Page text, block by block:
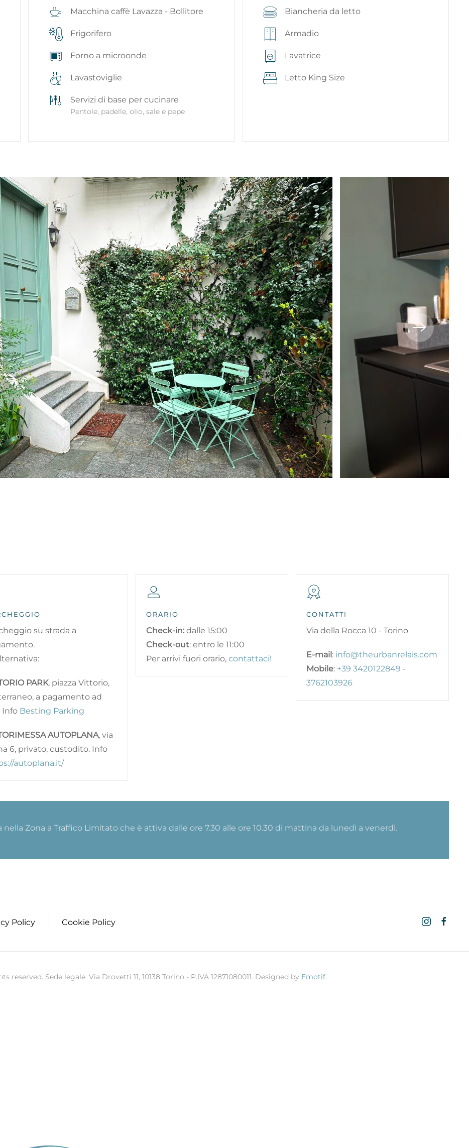
Macchina caffè Lavazza - Bollitore
Frigorifero
Forno a microonde
Lavastoviglie
Servizi di base per cucinare
Pentole, padelle, olio, sale e pepe
Biancheria da letto
Armadio
Lavatrice
Letto King Size
su strada a
PARK, piazza Vittorio,
a pagamento ad
Info Besting Parking
AUTOPLANA, via
6, privato, custodito. Info
autoplana.it/
ORARIO
Check-in:dalle 15:00
Check-out: entro le 11:00
Per arrivi fuori orario, contattaci!
CONTATTI
Via della Rocca 10 - Torino
E-mail: info@theurbanrelais.com
Mobile: +39 3420122849 -
3762103926
nella Zona a Traffico Limitato che è attiva dalle ore 7.30 alle ore 10.30 di mattina da lunedì a venerdì.
Policy Cookie Policy
reserved. Sede legale: Via Drovetti 11, 10138 Torino - P.IVA 12871080011. Designed by Emotif.